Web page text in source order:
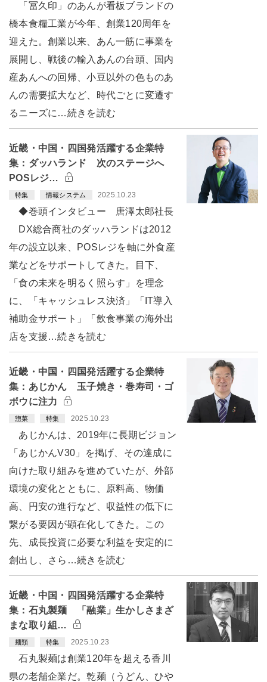
「冨久印」のあんが看板ブランドの
橋本食糧工業が今年、創業120周年を
迎えた。創業以来、あん一筋に事業を
展開し、戦後の輸入あんの台頭、国内
産あんへの回帰、小豆以外の色ものあ
んの需要拡大など、時代ごとに変遷す
るニーズに…続きを読む
近畿・中国・四国発活躍する企業特
集：ダッハランド 次のステージへ
POSレジ…
特集 情報システム 2025.10.23
◆巻頭インタビュー 唐澤太郎社長
DX総合商社のダッハランドは2012
年の設立以来、POSレジを軸に外食産
業などをサポートしてきた。目下、
「食の未来を明るく照らす」を理念
に、「キャッシュレス決済」「IT導入
補助金サポート」「飲食事業の海外出
店を支援…続きを読む
近畿・中国・四国発活躍する企業特
集：あじかん 玉子焼き・巻寿司・ゴ
ボウに注力
惣菜 特集 2025.10.23
あじかんは、2019年に長期ビジョン
「あじかんV30」を掲げ、その達成に
向けた取り組みを進めていたが、外部
環境の変化とともに、原料高、物価
高、円安の進行など、収益性の低下に
繋がる要因が顕在化してきた。この
先、成長投資に必要な利益を安定的に
創出し、さら…続きを読む
近畿・中国・四国発活躍する企業特
集：石丸製麺 「融業」生かしさまざ
まな取り組…
麺類 特集 2025.10.23
石丸製麺は創業120年を超える香川
県の老舗企業だ。乾麺（うどん、ひや